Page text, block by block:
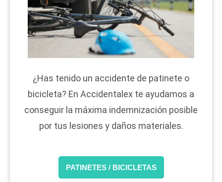
¿Has tenido un accidente de patinete o
bicicleta? En Accidentalex te ayudamos a
conseguir la máxima indemnización posible
por tus lesiones y daños materiales.
PATINETES / BICICLETAS